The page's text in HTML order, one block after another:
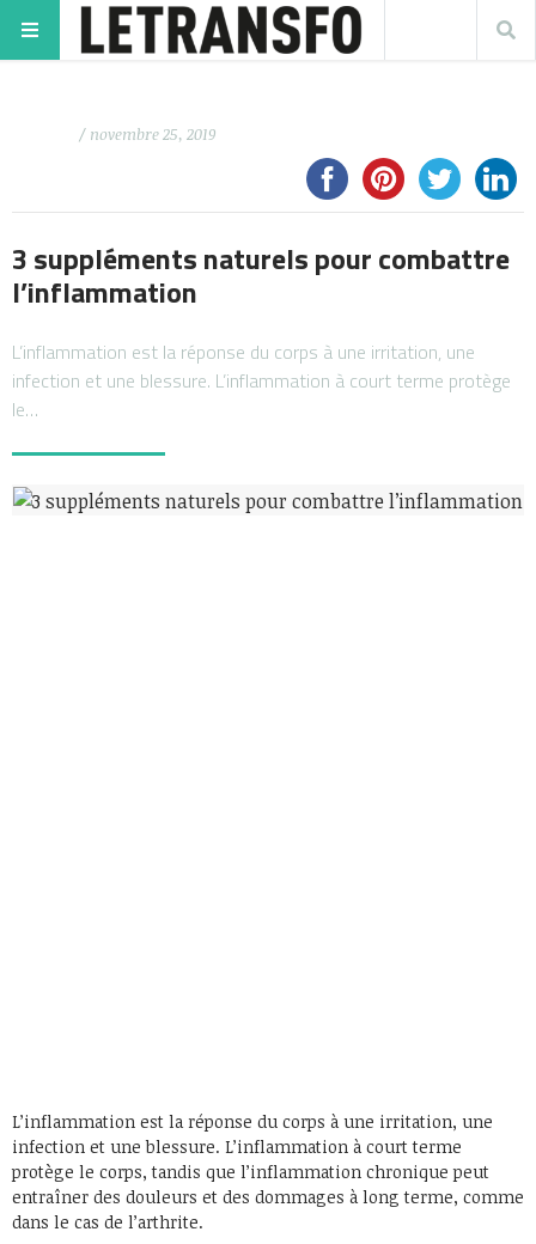
/ novembre 25, 2019
3 suppléments naturels pour combattre
l’inflammation
L’inflammation est la réponse du corps à une irritation, une
infection et une blessure. L’inflammation à court terme protège
le…
L’inflammation est la réponse du corps à une irritation, une
infection et une blessure. L’inflammation à court terme
protège le corps, tandis que l’inflammation chronique peut
entraîner des douleurs et des dommages à long terme, comme
dans le cas de l’arthrite.